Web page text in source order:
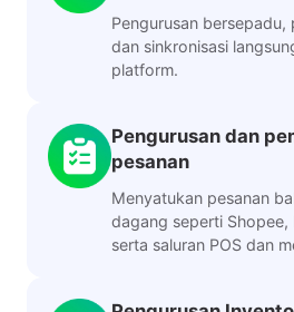
Pengurusan bersepadu,
dan sinkronisasi
platform.
Pengurusan dan
pesanan
Menyatukan pesanan
dagang seperti Shopee,
serta saluran POS dan